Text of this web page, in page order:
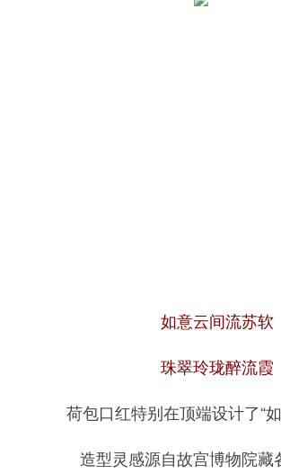
如意云间流苏软
珠翠玲珑醉流霞
荷包口红特别在顶端设计了“
造型灵感源自故宫博物院藏